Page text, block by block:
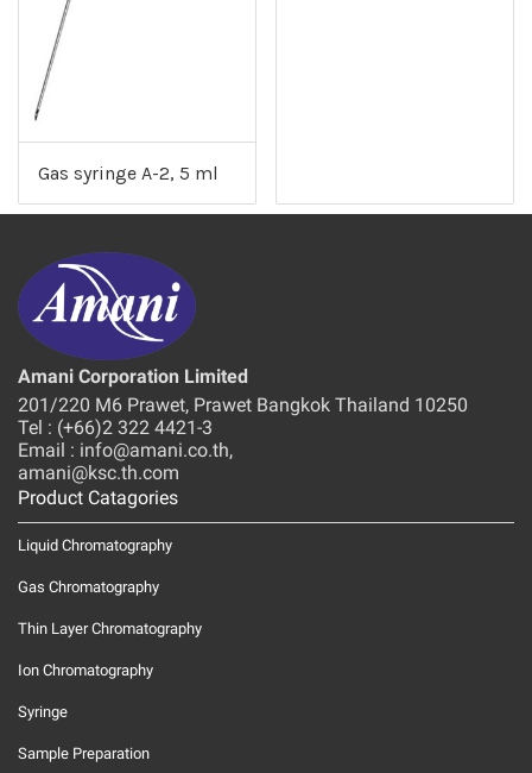
Gas syringe A-2, 5 ml
Amani Corporation Limited
201/220 M6 Prawet, Prawet Bangkok Thailand 10250
Tel : (+66)2 322 4421-3
Email : info@amani.co.th,
amani@ksc.th.com
Product Catagories
Liquid Chromatography
Gas Chromatography
Thin Layer Chromatography
Ion Chromatography
Syringe
Sample Preparation